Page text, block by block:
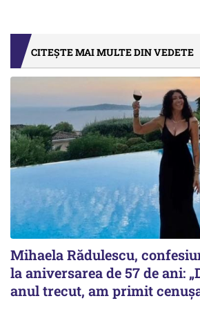
CITEȘTE MAI MULTE DIN VEDETE
Mihaela Rădulescu,
la aniversarea de 57 de ani:
anul trecut, am primit